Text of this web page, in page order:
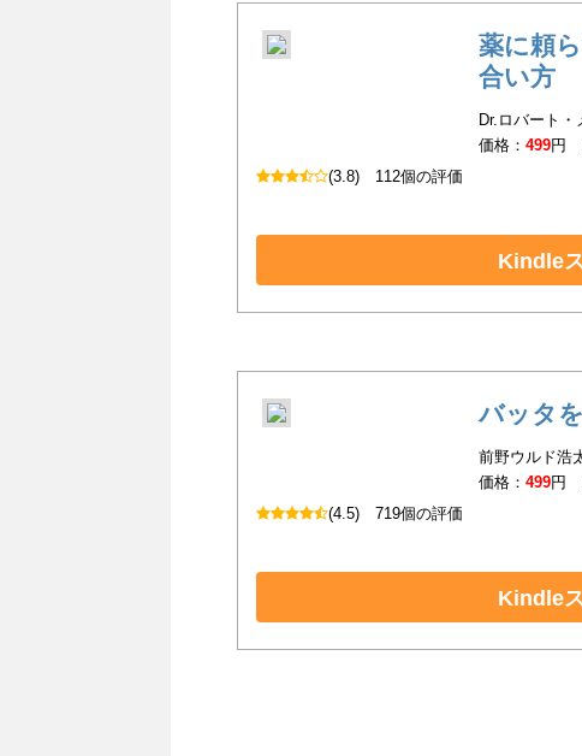
薬に頼
合い方
Dr.ロバート・
価格：499円
(3.8) 112個の評価
Kindle
バッタ
前野ウルド浩
価格：499円
(4.5) 719個の評価
Kindle